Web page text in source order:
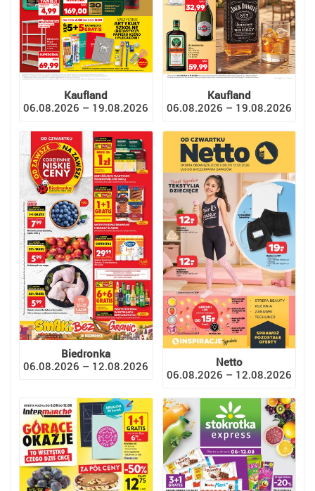
Kaufland
06.08.2026 – 19.08.2026
Kaufland
06.08.2026 – 19.08.2026
Biedronka
06.08.2026 – 12.08.2026
Netto
06.08.2026 – 12.08.2026